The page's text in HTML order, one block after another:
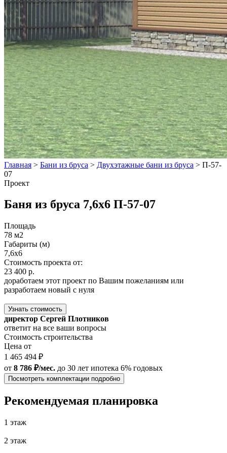
Главная > Бани из бруса > Двухэтажные бани из бруса > П-57-
07
Проект
Баня из бруса 7,6х6 П-57-07
Площадь
78 м2
Габариты (м)
7,6x6
Стоимость проекта от:
23 400 р.
доработаем этот проект по Вашим пожеланиям или
разработаем новый с нуля
Узнать стоимость
директор Сергей Плотников
ответит на все ваши вопросы
Стоимость строительства
Цена от
1 465 494 ₽
от 8 786 ₽/мес. до 30 лет ипотека 6% годовых
Посмотреть комплектации подробно
Рекомендуемая планировка
1 этаж
2 этаж